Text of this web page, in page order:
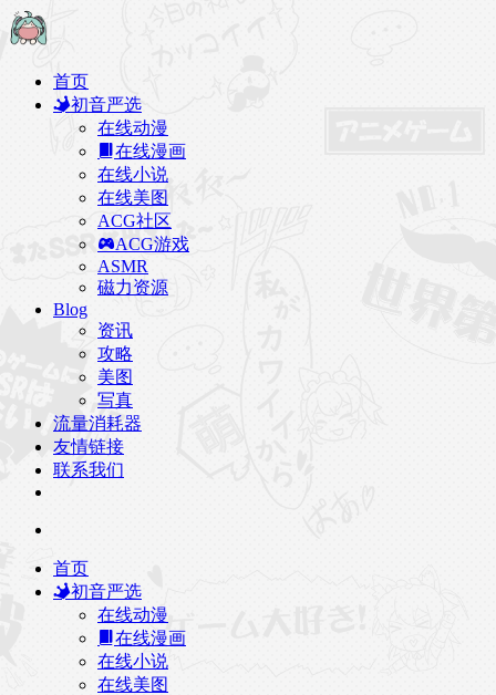
首页
初音严选
在线动漫
在线漫画
在线小说
在线美图
ACG社区
ACG游戏
ASMR
磁力资源
Blog
资讯
攻略
美图
写真
流量消耗器
友情链接
联系我们
首页
初音严选
在线动漫
在线漫画
在线小说
在线美图